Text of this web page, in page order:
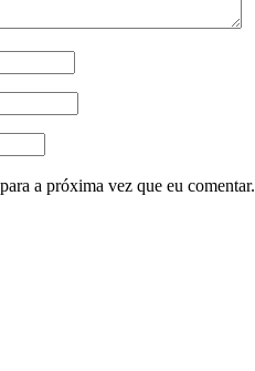
a próxima vez que eu comentar.